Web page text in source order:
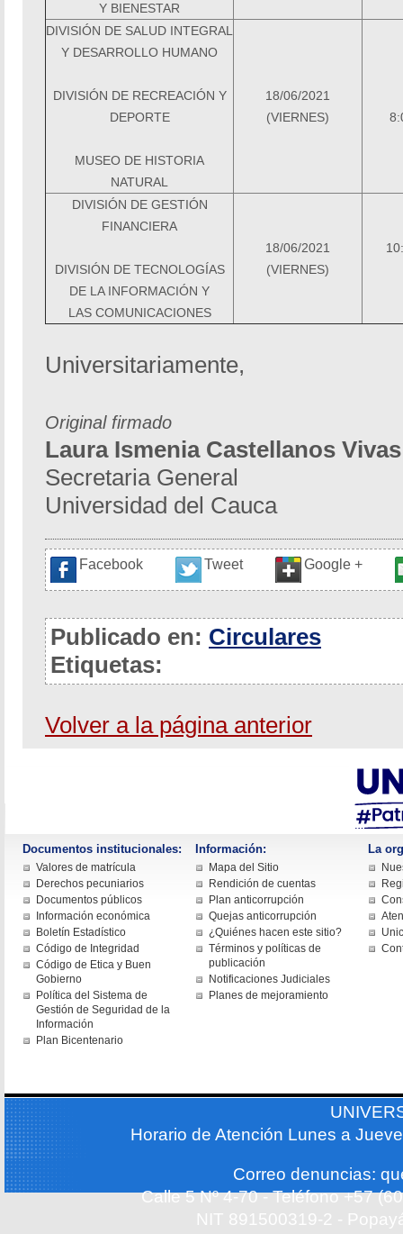
Y BIENESTAR
DIVISIÓN DE SALUD INTEGRAL
Y DESARROLLO HUMANO
DIVISIÓN DE RECREACIÓN Y
DEPORTE
MUSEO DE HISTORIA
NATURAL
18/06/2021
(VIERNES)
DIVISIÓN DE GESTIÓN
FINANCIERA
DIVISIÓN DE TECNOLOGÍAS
DE LA INFORMACIÓN Y
LAS COMUNICACIONES
18/06/2021
(VIERNES)
Universitariamente,
Original firmado
Laura Ismenia Castellanos Vivas
Secretaria General
Universidad del Cauca
Facebook Tweet Google +
Publicado en: Circulares
Etiquetas:
Volver a la página anterior
Documentos institucionales:
Valores de matrícula
Derechos pecuniarios
Documentos públicos
Información económica
Boletín Estadístico
Código de Integridad
Código de Etica y Buen
Gobierno
Política del Sistema de
Gestión de Seguridad de la
Información
Plan Bicentenario
Información:
Mapa del Sitio
Rendición de cuentas
Plan anticorrupción
Quejas anticorrupción
¿Quiénes hacen este sitio?
Términos y políticas de
publicación
Notificaciones Judiciales
Planes de mejoramiento
La
Horario de Atención Lunes a
Correo denuncias:
Calle 5 Nº 4-70 - Teléfono +57
NIT 891500319-2 -